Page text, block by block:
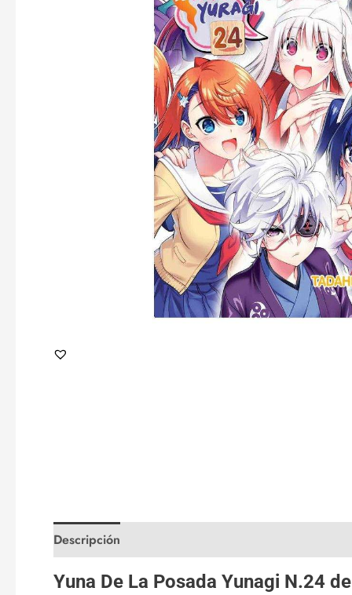
Descripción
Yuna De La Posada Yunagi N.24 de